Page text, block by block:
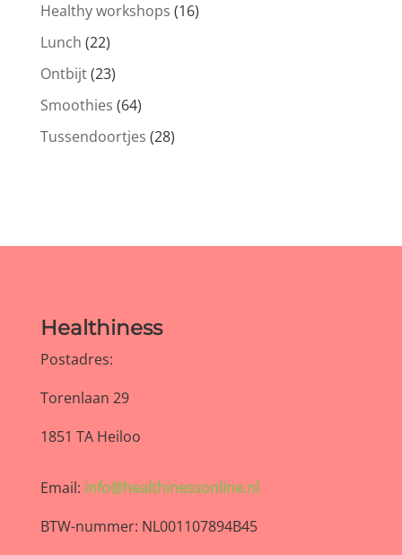
Healthy workshops (16)
Lunch (22)
Ontbijt(23)
Smoothies (64)
Tussendoortjes (28)
Healthiness
Postadres:
Torenlaan 29
1851 TA Heiloo
Email: info@healthinessonline.nl
BTW-nummer: NL001107894B45